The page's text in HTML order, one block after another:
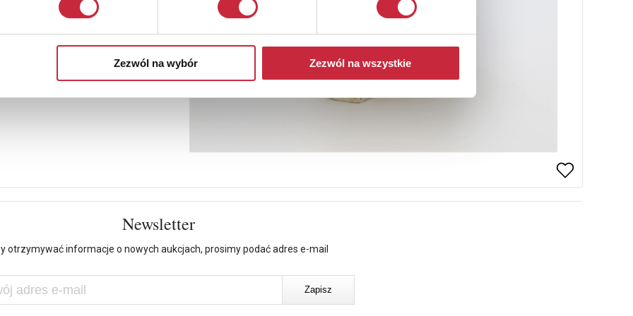
Zezwól na wybór Zezwól na wszystkie
Newsletter
otrzymywać informacje o nowych aukcjach, prosimy podać adres e-mail